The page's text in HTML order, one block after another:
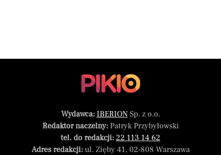
Wydawca: IBERIONSp. z o.o.
Redaktor naczelny:Patryk Przybyłowski
tel. do redakcji: 22 113 14 62
Adres redakcji:ul. Zięby 41, 02-808 Warszawa